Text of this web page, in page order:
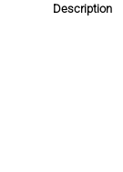
Description